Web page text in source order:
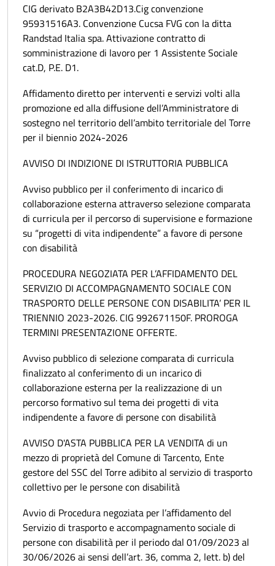
CIG derivato B2A3B42D13.Cig convenzione
95931516A3. Convenzione Cucsa FVG con la ditta
Randstad Italia spa. Attivazione contratto di
somministrazione di lavoro per 1 Assistente Sociale
cat.D, P.E. D1.
Affidamento diretto per interventi e servizi volti alla
promozione ed alla diffusione dell’Amministratore di
sostegno nel territorio dell’ambito territoriale del Torre
per il biennio 2024-2026
AVVISO DI INDIZIONE DI ISTRUTTORIA PUBBLICA
Avviso pubblico per il conferimento di incarico di
collaborazione esterna attraverso selezione comparata
di curricula per il percorso di supervisione e formazione
su “progetti di vita indipendente” a favore di persone
con disabilità
PROCEDURA NEGOZIATA PER L’AFFIDAMENTO DEL
SERVIZIO DI ACCOMPAGNAMENTO SOCIALE CON
TRASPORTO DELLE PERSONE CON DISABILITA’ PER IL
TRIENNIO 2023-2026. CIG 992671150F. PROROGA
TERMINI PRESENTAZIONE OFFERTE.
Avviso pubblico di selezione comparata di curricula
finalizzato al conferimento di un incarico di
collaborazione esterna per la realizzazione di un
percorso formativo sul tema dei progetti di vita
indipendente a favore di persone con disabilità
AVVISO D'ASTA PUBBLICA PER LA VENDITA di un
mezzo di proprietà del Comune di Tarcento, Ente
gestore del SSC del Torre adibito al servizio di trasporto
collettivo per le persone con disabilità
Avvio di Procedura negoziata per l’affidamento del
Servizio di trasporto e accompagnamento sociale di
persone con disabilità per il periodo dal 01/09/2023 al
30/06/2026 ai sensi dell’art. 36, comma 2, lett. b) del